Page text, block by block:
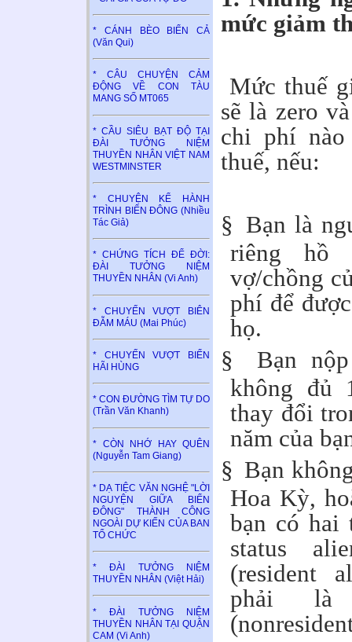
* CÁNH BÈO BIỂN CẢ
(Văn Qui)
* CÂU CHUYỆN CẢM
ĐỘNG VỀ CON TÀU
MANG SỐ MT065
* CẦU SIÊU BẠT ĐỘ TẠI
ĐÀI TƯỞNG NIỆM
THUYỀN NHÂN VIỆT NAM
WESTMINSTER
* CHUYỆN KỂ HÀNH
TRÌNH BIỂN ĐÔNG (Nhiều
Tác Giả)
* CHỨNG TÍCH ĐỂ ĐỜI:
ĐÀI TƯỞNG NIỆM
THUYỀN NHÂN (Vi Anh)
* CHUYẾN VƯỢT BIÊN
ĐẪM MÁU (Mai Phúc)
* CHUYẾN VƯỢT BIỂN
HÃI HÙNG
* CON ĐƯỜNG TÌM TỰ DO
(Trần Văn Khanh)
* CÒN NHỚ HAY QUÊN
(Nguyễn Tam Giang)
* DẠ TIỆC VĂN NGHỆ "LỜI
NGUYỆN GIỮA BIỂN
ĐÔNG" THÀNH CÔNG
NGOÀI DỰ KIẾN CỦA BAN
TỔ CHỨC
* ĐÀI TƯỞNG NIỆM
THUYỀN NHÂN (Việt Hải)
* ĐÀI TƯỞNG NIỆM
THUYỀN NHÂN TẠI QUẬN
CAM (Vi Anh)
mức giảm
Mức thuế
sẽ là zero
chi phí
thuế, nếu:
§ Bạn là
riêng hồ
vợ/chồng
phí để
họ.
§
Bạn
không đủ
thay đổi
năm của
§ Bạn
Hoa Kỳ,
bạn có hai
status
(resident
phải là